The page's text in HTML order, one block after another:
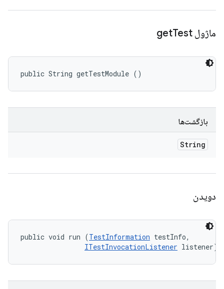
ماژول getTest
public String getTestModule ()
بازگشت‌ها
String
دویدن
public void run (TestInformation testInfo,
ITestInvocationListener listener)